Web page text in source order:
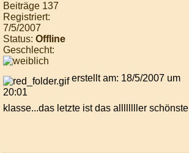
Beiträge 137
Registriert:
7/5/2007
Status: Offline
Geschlecht:
erstellt am: 18/5/2007 um
20:01
klasse...das letzte ist das allllllller schönste